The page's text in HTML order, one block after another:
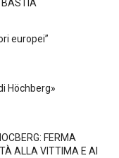
BASTIA
europei”
Höchberg»
FERMA
ALLA VITTIMA E AI